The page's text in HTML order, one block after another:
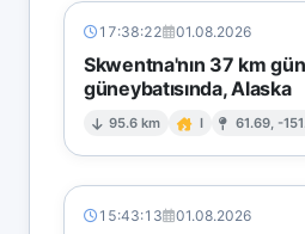
17:38:22 01.08.2026
Skwentna'nın 37 km
güneybatısında, Alaska
95.6 km I 61.69, -
15:43:13 01.08.2026